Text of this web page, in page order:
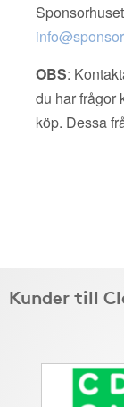
OBS:
du har frågor
köp. Dessa
Kunder till